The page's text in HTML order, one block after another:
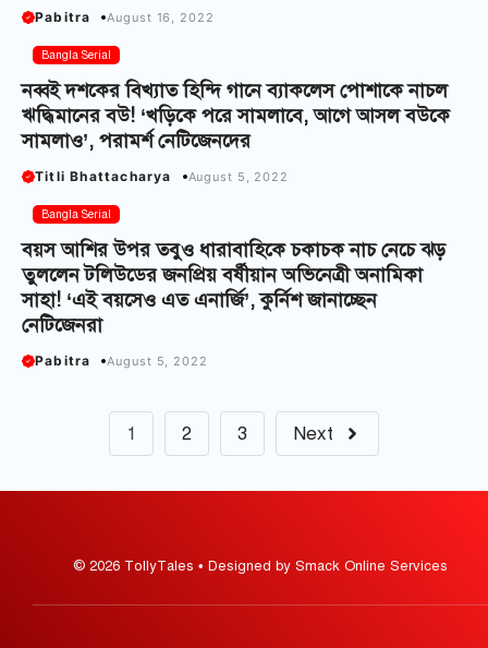
Pabitra August 16, 2022
Bangla Serial
নব্বই দশকের বিখ্যাত হিন্দি গানে ব্যাকলেস পোশাকে নাচল
ঋদ্ধিমানের বউ! ‘খড়িকে পরে সামলাবে, আগে আসল বউকে
সামলাও’, পরামর্শ নেটিজেনদের
Titli Bhattacharya August 5, 2022
Bangla Serial
বয়স আশির উপর তবুও ধারাবাহিকে চকাচক নাচ নেচে ঝড়
তুললেন টলিউডের জনপ্রিয় বর্ষীয়ান অভিনেত্রী অনামিকা
সাহা! ‘এই বয়সেও এত এনার্জি’, কুর্নিশ জানাচ্ছেন
নেটিজেনরা
Pabitra August 5, 2022
1 2 3 Next
© 2026 TollyTales • Designed by Smack Online Services